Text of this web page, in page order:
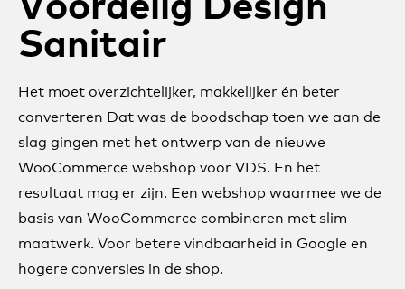
Sanitair
Het moet overzichtelijker, makkelijker én beter
converteren Dat was de boodschap toen we aan de
slag gingen met het ontwerp van de nieuwe
WooCommerce webshop voor VDS. En het
resultaat mag er zijn. Een webshop waarmee we de
basis van WooCommerce combineren met slim
maatwerk. Voor betere vindbaarheid in Google en
hogere conversies in de shop.